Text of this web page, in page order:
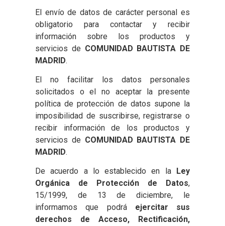
El envío de datos de carácter personal es
obligatorio para contactar y recibir
información sobre los productos y
servicios de COMUNIDAD BAUTISTA DE
MADRID.
El no facilitar los datos personales
solicitados o el no aceptar la presente
política de protección de datos supone la
imposibilidad de suscribirse, registrarse o
recibir información de los productos y
servicios de COMUNIDAD BAUTISTA DE
MADRID.
De acuerdo a lo establecido en la
Ley
Orgánica de Protección de Datos,
15/1999, de 13 de diciembre, le
informamos que podrá ejercitar sus
derechos de Acceso, Rectificación,